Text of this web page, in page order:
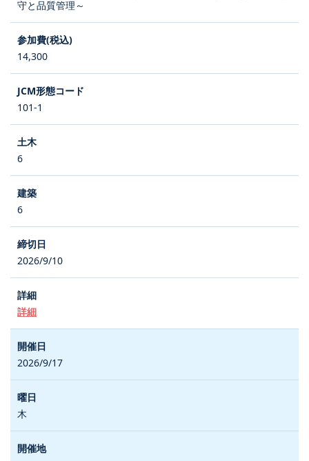
守と品質管理～
14,300
101-1
6
6
2026/9/10
詳細
2026/9/17
木